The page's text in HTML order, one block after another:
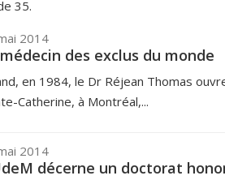
35.
2014
des exclus du monde
en 1984, le Dr Réjean Thomas
Catherine, à Montréal,...
2014
décerne un doctorat